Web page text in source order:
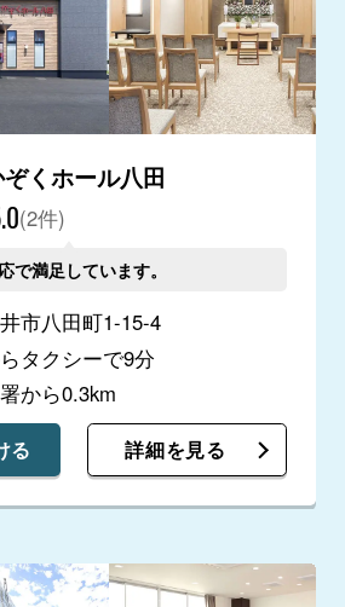
くホール八田
(2件)
で満足しています。
市八田町1-15-4
タクシーで9分
から0.3km
る 詳細を見る